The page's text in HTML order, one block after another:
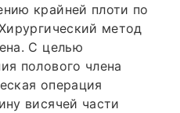
крайней плоти по
метод
С целью
полового члена
операция
висячей части